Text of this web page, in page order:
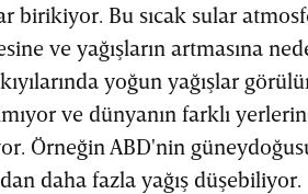
birikiyor. Bu sıcak sular
ve yağışların artmasına
yoğun yağışlar
ve dünyanın farklı
Örneğin ABD'nin
daha fazla yağış düşebiliyor.